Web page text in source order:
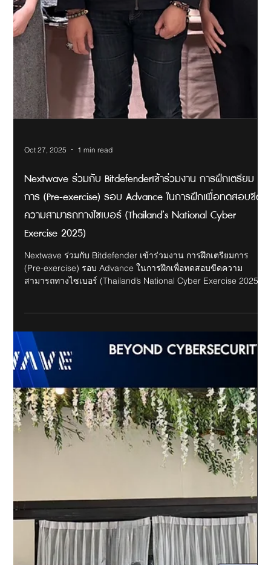
Oct 28, 2025 1 min read
Nextwave ร่วมกับ Keysightเข้าร่วม การฝึกเตรียมการ (Pre-
ทางไซเบอร์ (Thailand’s National Cyber Exercise 2025)
Nextwave ร่วมกับ Keysight เข้าร่วม การฝึกเตรียมการ (Pre-
exercise) รอบ Advance ในการฝึกทดสอบขีดความสามารถทาง
ไซเบอร์ (Thailand’s National Cyber Exercise 2025) ระหว่างวันที่
27 – 29 ตุลาคม 2568 ณ โรงแรม การ์เด้น คลิฟ รีสอร์ท แอนด์ สปา
พัทยา จังหวัดชลบุรี ภายในงาน Keysight ได้นำเสนอเทคโนโลยี
BreakingPoint – เครื่องมือทดสอบ Security & Performance Cyber
Range – แพลตฟอร์มฝึกอบรมจำลองสถานการณ์ไซเบอร์ CyPerf –
ระบบจำลองโหลดและทดสอบประสิทธิภาพโครงสร้างพื้นฐาน
Nextwave และ Keysi